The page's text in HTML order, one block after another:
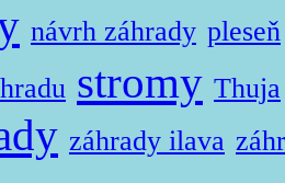
návrh záhrady pleseň
stromy Thuja
záhrady ilava